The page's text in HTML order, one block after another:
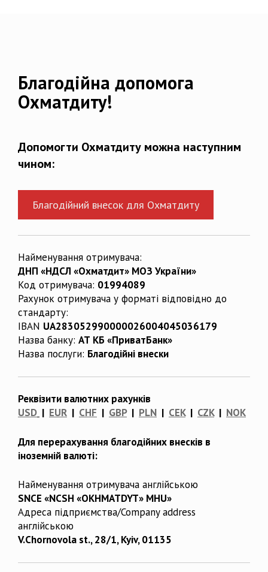
Благодійна допомога
Охматдиту!
Допомогти Охматдиту можна наступним
чином:
Благодійний внесок для Охматдиту
Найменування отримувача:
ДНП «НДСЛ «Охматдит» МОЗ України»
Код отримувача: 01994089
Рахунок отримувача у форматі відповідно до
стандарту:
IBAN UA283052990000026004045036179
Назва банку: АТ КБ «ПриватБанк»
Назва послуги: Благодійні внески
Реквізити валютних рахунків
USD | EUR | CHF | GBP| PLN | CEK| CZK| NOK
Для перерахування благодійних внесків в
іноземній валюті:
Найменування отримувача англійською
SNCE «NCSH «OKHMATDYT» MHU»
Адреса підприємства/Company address
англійською
V.Chornovola st., 28/1, Kyiv, 01135